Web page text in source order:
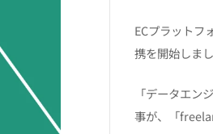
ECプラット
携を開始しま
「データエン
事が、「